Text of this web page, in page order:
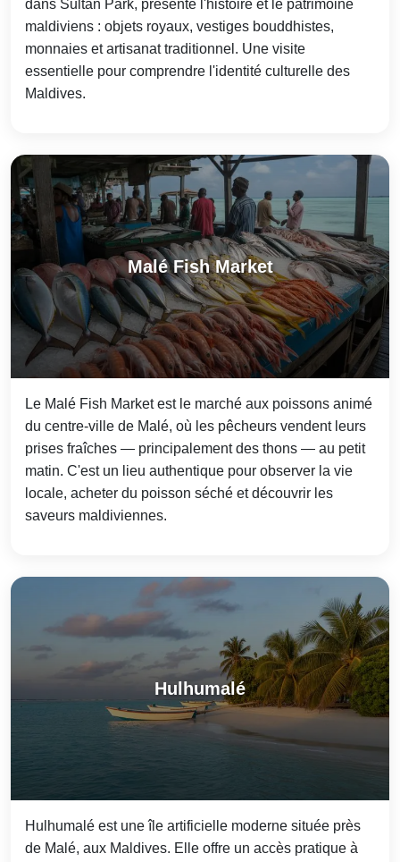
dans Sultan Park, présente l'histoire et le patrimoine
maldiviens : objets royaux, vestiges bouddhistes,
monnaies et artisanat traditionnel. Une visite
essentielle pour comprendre l'identité culturelle des
Maldives.
Malé Fish Market
Le Malé Fish Market est le marché aux poissons animé
du centre-ville de Malé, où les pêcheurs vendent leurs
prises fraîches — principalement des thons — au petit
matin. C'est un lieu authentique pour observer la vie
locale, acheter du poisson séché et découvrir les
saveurs maldiviennes.
Hulhumalé
Hulhumalé est une île artificielle moderne située près
de Malé, aux Maldives. Elle offre un accès pratique à